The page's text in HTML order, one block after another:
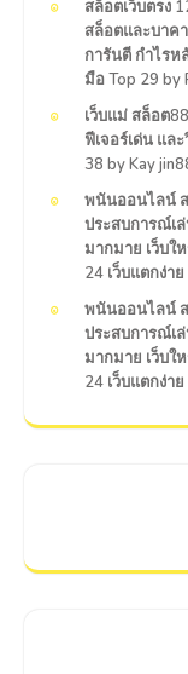
สล็อตเว็บตรง
สล็อตและบาค
การันตี กำไร
มือ Top 29 by
เว็บแม่ สล็อต
ฟีเจอร์เด่น แล
38 by Kay
พนันออนไลน์ ส
ประสบการณ์เ
มากมาย เว็บใ
24 เว็บแตกง่า
พนันออนไลน์ ส
ประสบการณ์เ
มากมาย เว็บใ
24 เว็บแตกง่า